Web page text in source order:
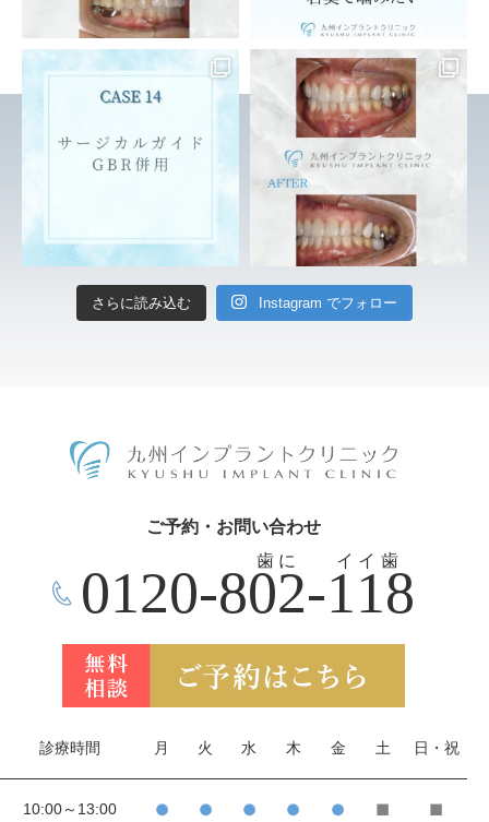
さらに読み込む Instagram でフォロー
ご予約・お問い合わせ
歯に
イイ歯
0120-802-118
診療時間 月 火 水 木 金 土 日・祝
10:00～13:00 ● ● ● ● ● ■ ■